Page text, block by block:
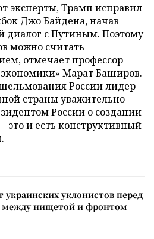
эксперты, Трамп исправил
Джо Байдена, начав
диалог с Путиным. Поэтому
можно считать
отмечает профессор
Марат Баширов.
России лидер
страны уважительно
России о создании
это и есть конструктивный
украинских уклонистов перед
нищетой и фронтом